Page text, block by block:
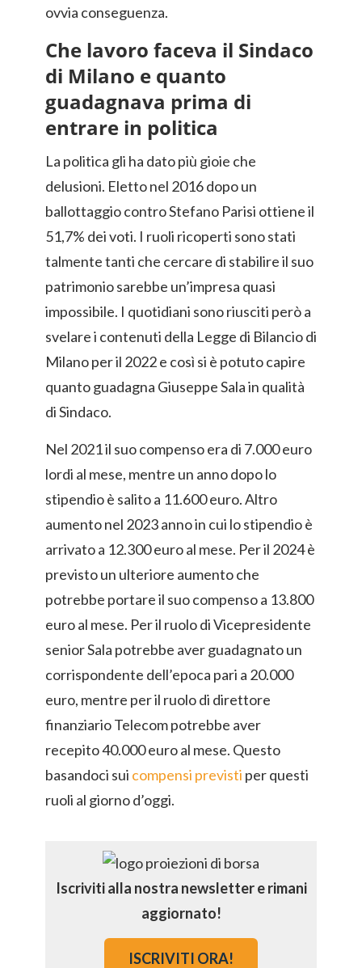
ovvia conseguenza.
Che lavoro faceva il Sindaco
di Milano e quanto
guadagnava prima di
entrare in politica
La politica gli ha dato più gioie che
delusioni. Eletto nel 2016 dopo un
ballottaggio contro Stefano Parisi ottiene il
51,7% dei voti. I ruoli ricoperti sono stati
talmente tanti che cercare di stabilire il suo
patrimonio sarebbe un’impresa quasi
impossibile. I quotidiani sono riusciti però a
svelare i contenuti della Legge di Bilancio di
Milano per il 2022 e così si è potuto capire
quanto guadagna Giuseppe Sala in qualità
di Sindaco.
Nel 2021 il suo compenso era di 7.000 euro
lordi al mese, mentre un anno dopo lo
stipendio è salito a 11.600 euro. Altro
aumento nel 2023 anno in cui lo stipendio è
arrivato a 12.300 euro al mese. Per il 2024 è
previsto un ulteriore aumento che
potrebbe portare il suo compenso a 13.800
euro al mese. Per il ruolo di Vicepresidente
senior Sala potrebbe aver guadagnato un
corrispondente dell’epoca pari a 20.000
euro, mentre per il ruolo di direttore
finanziario Telecom potrebbe aver
recepito 40.000 euro al mese. Questo
basandoci sui compensi previsti per questi
ruoli al giorno d’oggi.
Iscriviti alla nostra newsletter e rimani
aggiornato!
ISCRIVITI ORA!